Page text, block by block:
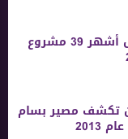
مجلس الشعب يناقش خلال أشهر 39 مشروع
تكشف مصير بسام